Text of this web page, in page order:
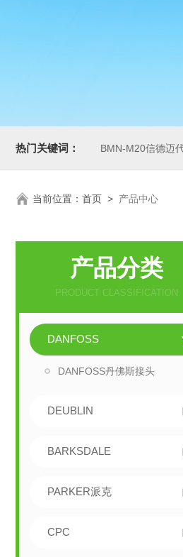
热门关键词： BMN-M20信德迈
当前位置： 首页 > 产品中心
产品分类
PRODUCT CLASSIFICATION
DANFOSS
DANFOSS丹佛斯接头
DEUBLIN
BARKSDALE
PARKER派克
CPC